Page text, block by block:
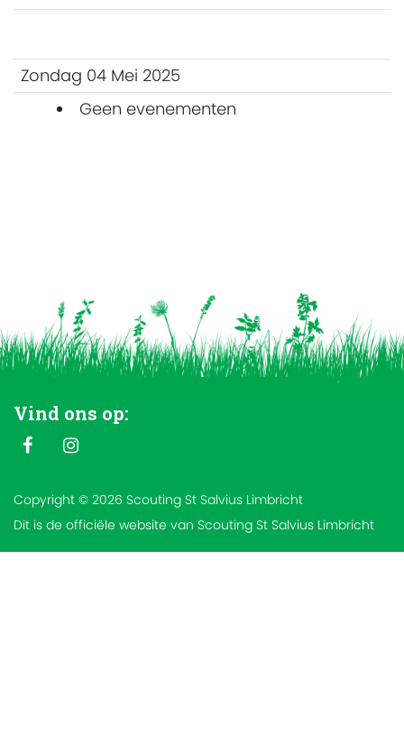
Zondag 04 Mei 2025
Geen evenementen
Vind ons op:
Copyright © 2026 Scouting St Salvius Limbricht
Dit is de officiële website van Scouting St Salvius Limbricht